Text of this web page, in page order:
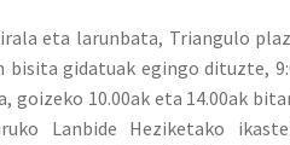
eta larunbata, Triangulo
bisita gidatuak egingo dituzte,
goizeko 10.00ak eta 14.00ak
Lanbide Heziketako